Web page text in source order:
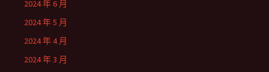
2024 年 6 月
2024 年 5 月
2024 年 4 月
2024 年 3 月